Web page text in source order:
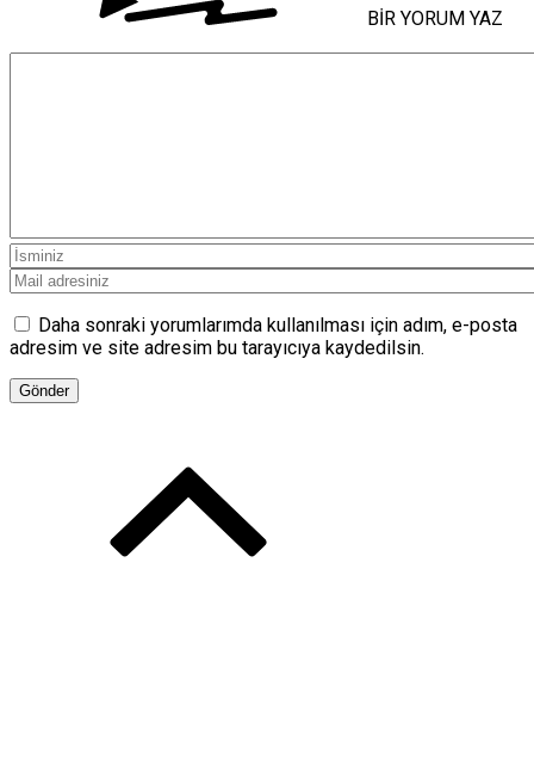
BİR YORUM YAZ
Daha sonraki yorumlarımda kullanılması için adım, e-posta
adresim ve site adresim bu tarayıcıya kaydedilsin.